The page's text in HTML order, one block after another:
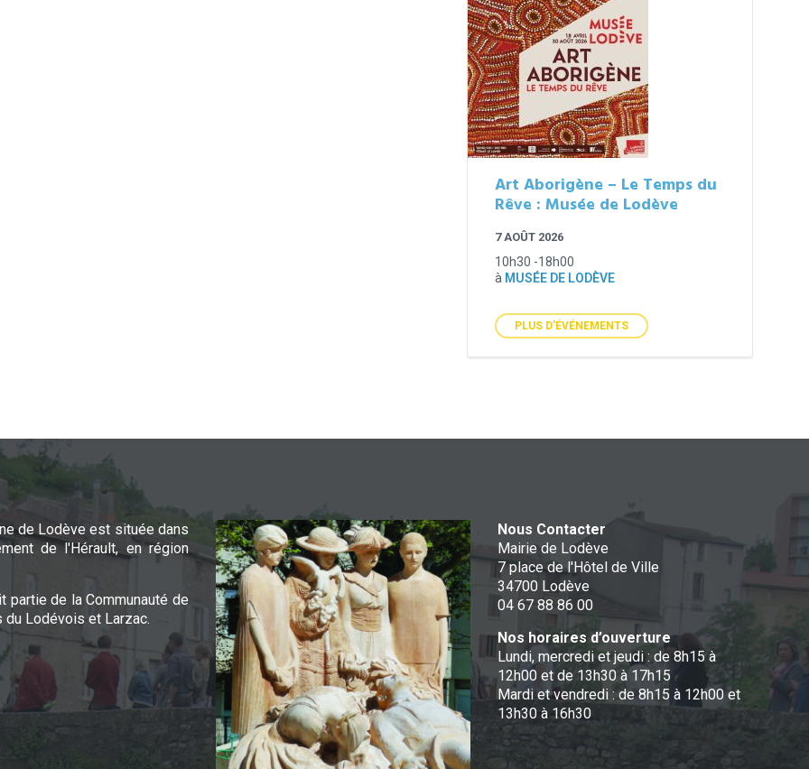
Art Aborigène – Le Temps du
Rêve : Musée de Lodève
7 AOÛT 2026
10h30 -18h00
à MUSÉE DE LODÈVE
PLUS D'ÉVÉNEMENTS
de Lodève est située dans
de l'Hérault, en région
partie de la Communauté de
du Lodévois et Larzac.
Nous Contacter
Mairie de Lodève
7 place de l'Hôtel de Ville
34700 Lodève
04 67 88 86 00
Nos horaires d’ouverture
Lundi, mercredi et jeudi : de 8h15 à
12h00 et de 13h30 à 17h15
Mardi et vendredi : de 8h15 à 12h00 et
13h30 à 16h30